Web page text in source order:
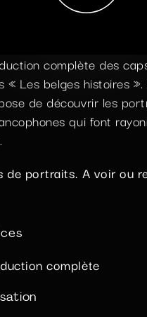
complète des
« Les belges histoires
de découvrir les
qui font
de portraits. A voir ou
complète